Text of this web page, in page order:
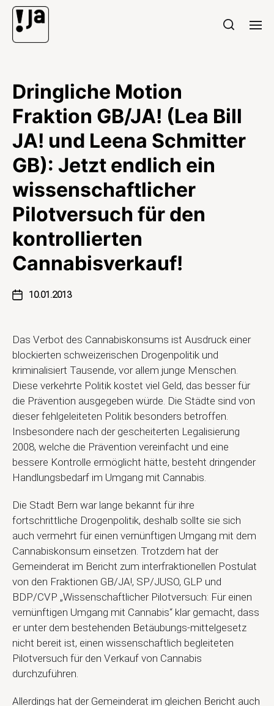
Dringliche Motion
Fraktion GB/JA! (Lea Bill
JA! und Leena Schmitter
GB): Jetzt endlich ein
wissenschaftlicher
Pilotversuch für den
kontrollierten
Cannabisverkauf!
10.01.2013
Das Verbot des Cannabiskonsums ist Ausdruck einer
blockierten schweizerischen Drogenpolitik und
kriminalisiert Tausende, vor allem junge Menschen.
Diese verkehrte Politik kostet viel Geld, das besser für
die Prävention ausgegeben würde. Die Städte sind von
dieser fehlgeleiteten Politik besonders betroffen.
Insbesondere nach der gescheiterten Legalisierung
2008, welche die Prävention vereinfacht und eine
bessere Kontrolle ermöglicht hätte, besteht dringender
Handlungsbedarf im Umgang mit Cannabis.
Die Stadt Bern war lange bekannt für ihre
fortschrittliche Drogenpolitik, deshalb sollte sie sich
auch vermehrt für einen vernünftigen Umgang mit dem
Cannabiskonsum einsetzen. Trotzdem hat der
Gemeinderat im Bericht zum interfraktionellen Postulat
von den Fraktionen GB/JA!, SP/JUSO, GLP und
BDP/CVP „Wissenschaftlicher Pilotversuch: Für einen
vernünftigen Umgang mit Cannabis“ klar gemacht, dass
er unter dem bestehenden Betäubungs-mittelgesetz
nicht bereit ist, einen wissenschaftlich begleiteten
Pilotversuch für den Verkauf von Cannabis
durchzuführen.
Allerdings hat der Gemeinderat im gleichen Bericht auch